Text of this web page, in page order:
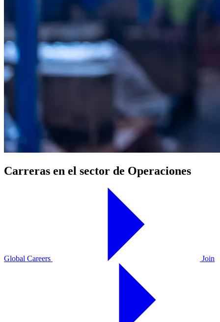
Carreras en el sector de Operaciones
Global Careers Join